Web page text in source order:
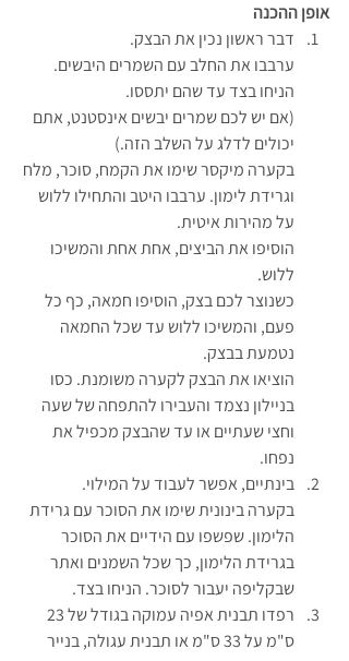
אופן ההכנה
דבר ראשון נכין את הבצק.
ערבבו את החלב עם השמרים היבשים.
הניחו בצד עד שהם יתססו.
(אם יש לכם שמרים יבשים אינסטנט, אתם
יכולים לדלג על השלב הזה.)
בקערה מיקסר שימו את הקמח, סוכר, מלח
וגרידת לימון. ערבבו היטב והתחילו ללוש
על מהירות איטית.
הוסיפו את הביצים, אחת אחת והמשיכו
ללוש.
כשנוצר לכם בצק, הוסיפו חמאה, כף כל
פעם, והמשיכו ללוש עד שכל החמאה
נטמעת בבצק.
הוציאו את הבצק לקערה משומנת. כסו
בניילון נצמד והעבירו להתפחה של שעה
וחצי שעתיים או עד שהבצק מכפיל את
נפחו.
בינתיים, אפשר לעבוד על המילוי.
בקערה בינונית שימו את הסוכר עם גרידת
הלימון. שפשפו עם הידיים את הסוכר
בגרידת הלימון, כך שכל השמנים ואתר
שבקליפה יעבור לסוכר. הניחו בצד.
ס"מ על 33 ס"מ או תבנית עגולה, בנייר